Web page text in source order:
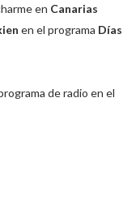
en Canarias
en el programa Días
de radio en el